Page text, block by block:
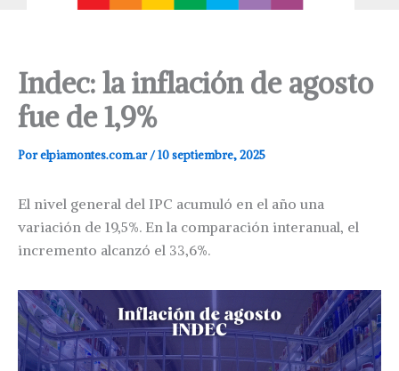
Indec: la inflación de agosto
fue de 1,9%
Porelpiamontes.com.ar/10 septiembre, 2025
El nivel general del IPC acumuló en el año una
variación de 19,5%. En la comparación interanual, el
incremento alcanzó el 33,6%.